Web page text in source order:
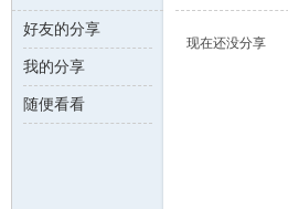
数 ›
好友的分享
我的分享
随便看看
现在还没分享